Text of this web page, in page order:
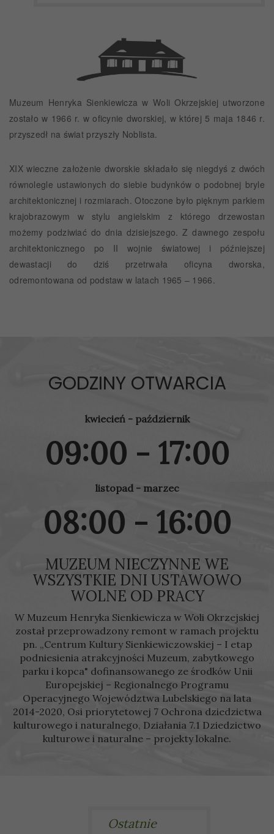
Muzeum Henryka Sienkiewicza w Woli Okrzejskiej utworzone
zostało w 1966 r. w oficynie dworskiej, w której 5 maja 1846 r.
przyszedł na świat przyszły Noblista.
XIX wieczne założenie dworskie składało się niegdyś z dwóch
równolegle ustawionych do siebie budynków o podobnej bryle
architektonicznej i rozmiarach. Otoczone było pięknym parkiem
krajobrazowym w stylu angielskim z którego drzewostan
możemy podziwiać do dnia dzisiejszego. Z dawnego zespołu
architektonicznego po II wojnie światowej i późniejszej
dewastacji do dziś przetrwała oficyna dworska,
odremontowana od podstaw w latach 1965 – 1966.
GODZINY OTWARCIA
kwiecień - październik
09:00 - 17:00
listopad - marzec
08:00 - 16:00
MUZEUM NIECZYNNE WE
WSZYSTKIE DNI USTAWOWO
WOLNE OD PRACY
W Muzeum Henryka Sienkiewicza w Woli Okrzejskiej
został przeprowadzony remont w ramach projektu
pn. „Centrum Kultury Sienkiewiczowskiej – I etap
podniesienia atrakcyjności Muzeum, zabytkowego
parku i kopca" dofinansowanego ze środków Unii
Europejskiej – Regionalnego Programu
Operacyjnego Województwa Lubelskiego na lata
2014-2020, Osi priorytetowej 7 Ochrona dziedzictwa
kulturowego i naturalnego, Działania 7.1 Dziedzictwo
kulturowe i naturalne – projekty lokalne.
Ostatnie